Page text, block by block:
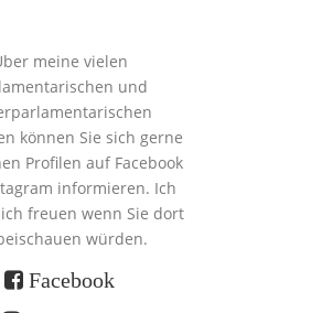
meine vielen
und
können Sie sich gerne
Profilen auf Facebook
informieren. Ich
freuen wenn Sie dort
würden.
Facebook